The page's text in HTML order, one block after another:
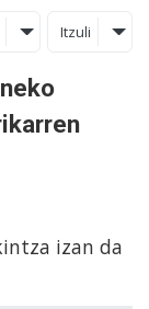
Itzuli
izan da